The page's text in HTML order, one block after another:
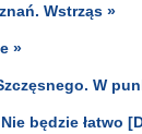
Wstrząs »
»
W
będzie łatwo